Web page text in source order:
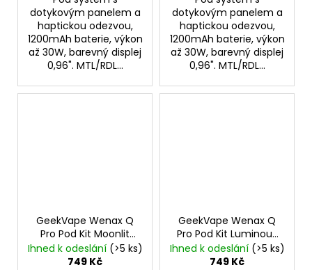
dotykovým panelem a
haptickou odezvou,
1200mAh baterie, výkon
až 30W, barevný displej
0,96". MTL/RDL...
dotykovým panelem a
haptickou odezvou,
1200mAh baterie, výkon
až 30W, barevný displej
0,96". MTL/RDL...
GeekVape Wenax Q
Pro Pod Kit Moonlit
Silver
Ihned k odeslání (>5 ks)
749 Kč
GeekVape Wenax Q
Pro Pod Kit Luminous
Purple
Ihned k odeslání (>5 ks)
749 Kč